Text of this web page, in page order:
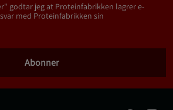
godtar jeg at Proteinfabrikken lagrer e-
med Proteinfabrikken sin
Abonner